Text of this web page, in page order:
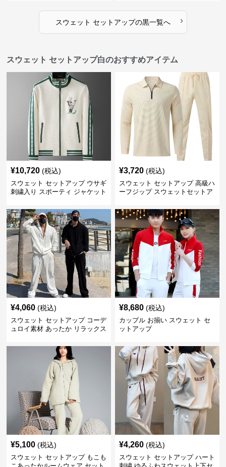
スウェット セットアップの黒一覧へ ›
スウェット セットアップ白のおすすめアイテム
¥10,720 (税込)
スウェット セットアップ ウサギ
刺繍入り スポーティ ジャケット
¥3,720 (税込)
スウェット セットアップ 高級ハ
ーフジップ スウェットセットア
¥4,060 (税込)
スウェット セットアップ コーデ
ュロイ素材 あったか リラックス
¥8,680 (税込)
カップル お揃い スウェット セ
ットアップ
¥5,100 (税込)
スウェット セットアップ もこも
¥4,260 (税込)
スウェット セットアップ ハート